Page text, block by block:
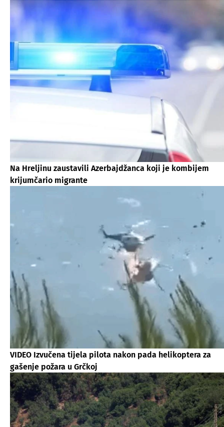
Na Hreljinu zaustavili Azerbajdžanca koji je kombijem
krijumčario migrante
VIDEO Izvučena tijela pilota nakon pada helikoptera za
gašenje požara u Grčkoj